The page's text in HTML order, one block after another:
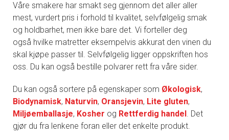
Våre smakere har smakt seg gjennom det aller aller
mest, vurdert pris i forhold til kvalitet, selvfølgelig smak
og holdbarhet, men ikke bare det. Vi forteller deg
også hvilke matretter eksempelvis akkurat den vinen du
skal kjøpe passer til. Selvfølgelig ligger oppskriften hos
oss. Du kan også bestille polvarer rett fra våre sider.
Du kan også sortere på egenskaper som Økologisk,
Biodynamisk, Naturvin, Oransjevin, Lite gluten,
Miljøemballasje, Kosher og Rettferdig handel. Det
gjør du fra lenkene foran eller det enkelte produkt.